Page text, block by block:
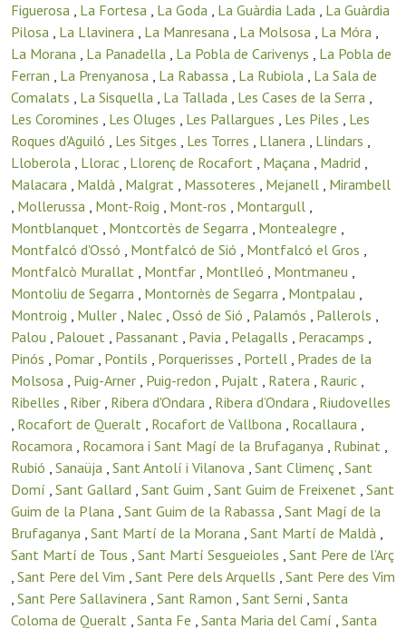
Figuerosa , La Fortesa , La Goda , La Guàrdia Lada , La Guàrdia
Pilosa , La Llavinera , La Manresana , La Molsosa , La Móra ,
La Morana , La Panadella , La Pobla de Carivenys , La Pobla de
Ferran , La Prenyanosa , La Rabassa , La Rubiola , La Sala de
Comalats , La Sisquella , La Tallada , Les Cases de la Serra ,
Les Coromines , Les Oluges , Les Pallargues , Les Piles , Les
Roques d'Aguiló , Les Sitges , Les Torres , Llanera , Llindars ,
Lloberola , Llorac , Llorenç de Rocafort , Maçana , Madrid ,
Malacara , Maldà , Malgrat , Massoteres , Mejanell , Mirambell
, Mollerussa , Mont-Roig , Mont-ros , Montargull ,
Montblanquet , Montcortès de Segarra , Montealegre ,
Montfalcó d'Ossó , Montfalcó de Sió , Montfalcó el Gros ,
Montfalcò Murallat , Montfar , Montlleó , Montmaneu ,
Montoliu de Segarra , Montornès de Segarra , Montpalau ,
Montroig , Muller , Nalec , Ossó de Sió , Palamós , Pallerols ,
Palou , Palouet , Passanant , Pavia , Pelagalls , Peracamps ,
Pinós , Pomar , Pontils , Porquerisses , Portell , Prades de la
Molsosa , Puig-Arner , Puig-redon , Pujalt , Ratera , Rauric ,
Ribelles , Riber , Ribera d'Ondara , Ribera d’Ondara , Riudovelles
, Rocafort de Queralt , Rocafort de Vallbona , Rocallaura ,
Rocamora , Rocamora i Sant Magí de la Brufaganya , Rubinat ,
Rubió , Sanaüja , Sant Antolí i Vilanova , Sant Climenç , Sant
Domí , Sant Gallard , Sant Guim , Sant Guim de Freixenet , Sant
Guim de la Plana , Sant Guim de la Rabassa , Sant Magí de la
Brufaganya , Sant Martí de la Morana , Sant Martí de Maldà ,
Sant Martí de Tous , Sant Martí Sesgueioles , Sant Pere de l’Arç
, Sant Pere del Vim , Sant Pere dels Arquells , Sant Pere des Vim
, Sant Pere Sallavinera , Sant Ramon , Sant Serni , Santa
Coloma de Queralt , Santa Fe , Santa Maria del Camí , Santa